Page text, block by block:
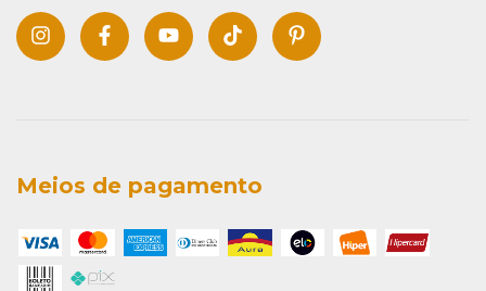
Meios de pagamento